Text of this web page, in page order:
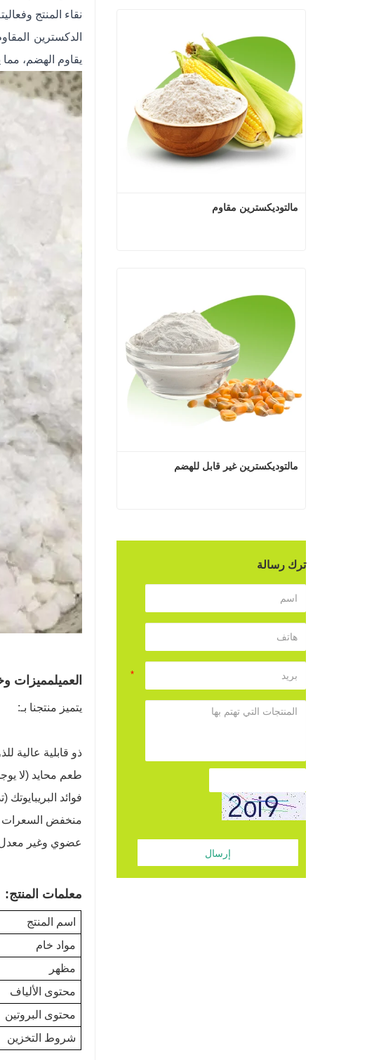
نقاء المنتج
الدكسترين
يقاوم الهضم،
العميلمميزات
يتميز منتجنا بـ:
ذو قابلية عالية
طعم محايد (لا
فوائد البريبايوتك
منخفض السعرات
عضوي وغير معدل
معلمات المنتج:
اسم المنتج
مواد خام
مظهر
محتوى الألياف
محتوى البروتين
شروط التخزين
مالتوديكسترين مقاوم
اتصل الآن
مالتوديكسترين غير قابل للهضم
ترك رسالة
إرسال